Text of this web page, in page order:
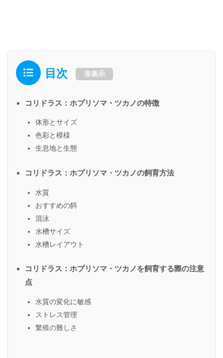
目次 非表示
コリドラス：ホプリソマ・ツカノの特徴
体形とサイズ
色彩と模様
生息地と生態
コリドラス：ホプリソマ・ツカノの飼育方法
水質
おすすめの餌
混泳
水槽サイズ
水槽レイアウト
コリドラス：ホプリソマ・ツカノを飼育する際の注意
点
水質の変化に敏感
ストレス管理
繁殖の難しさ